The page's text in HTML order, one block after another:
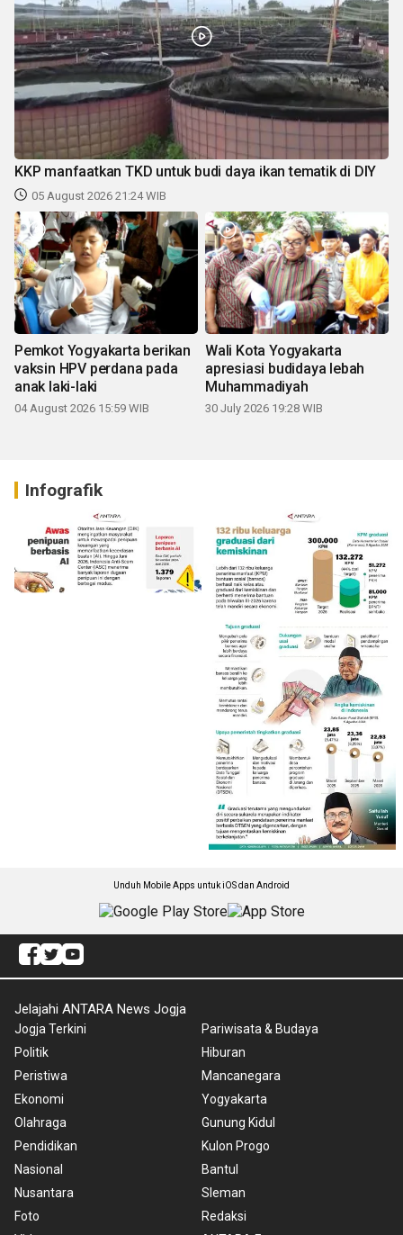
KKP manfaatkan TKD untuk budi daya ikan tematik di DIY
05 August 2026 21:24 WIB
Pemkot Yogyakarta berikan
vaksin HPV perdana pada
anak laki-laki
04 August 2026 15:59 WIB
Wali Kota Yogyakarta
apresiasi budidaya lebah
Muhammadiyah
30 July 2026 19:28 WIB
Infografik
Unduh Mobile Apps untuk iOS dan Android
Jelajahi ANTARA News Jogja
Jogja Terkini
Politik
Peristiwa
Ekonomi
Olahraga
Pendidikan
Nasional
Nusantara
Foto
Pariwisata & Budaya
Hiburan
Mancanegara
Yogyakarta
Gunung Kidul
Kulon Progo
Bantul
Sleman
Redaksi